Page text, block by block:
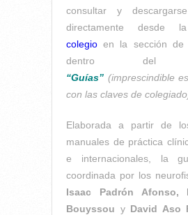
consultar y
directamente desde
colegio en la sección de
dentro
“Guías” (imprescindible
con las claves de
Elaborada a partir de
manuales de práctica
e internacionales, la
coordinada por los
Isaac Padrón Afonso,
Bouyssou y David Aso